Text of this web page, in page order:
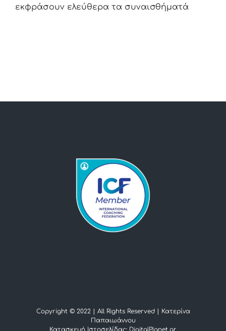
εκφράσουν ελεύθερα τα συναισθήματά
Copyright © 2022 | All Rights Reserved |
Κατερίνα
Παπαιωάννου
Κατασκευή Ιστοσελίδας: DigitalPlanet.gr